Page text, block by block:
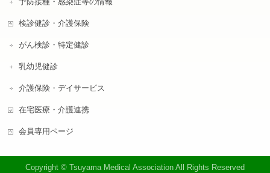
予防接種・感染症等の情報
検診健診・介護保険
がん検診・特定健診
乳幼児健診
介護保険・デイサービス
在宅医療・介護連携
会員専用ページ
Copyright © Tsuyama Medical Association All Rights Reserved